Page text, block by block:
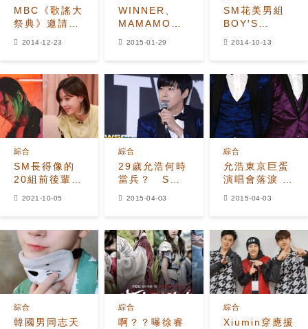
MBC《歌謠大
祭典》邀請41
2014-12-23
WINNER、
MAMAMOO
Rise、EunB
之情
2015-01-29
SM花美男組
BOY′S
2014-10-13
SM長得像的
20組前後輩成
早就有
綜合
2021-10-05
29歲允浩何時
當兵？ SM
綜合
2015-04-03
允浩東京巨蛋
演唱會落淚 入
綜合
2015-04-03
韓國男同志天
綜合
啊？？曝徐睿
綜合
Xiumin穿應援
綜合